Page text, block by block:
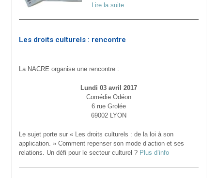
Lire la suite
Les droits culturels : rencontre
La NACRE organise une rencontre :
Lundi 03 avril 2017
Comédie Odéon
6 rue Grolée
69002 LYON
Le sujet porte sur « Les droits culturels : de la loi à son
application. » Comment repenser son mode d’action et ses
relations. Un défi pour le secteur culturel ? Plus d’info